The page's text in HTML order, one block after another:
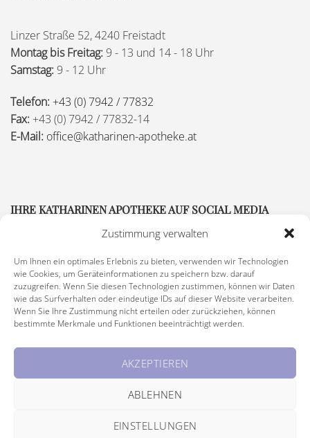
Zustimmung verwalten
Um Ihnen ein optimales Erlebnis zu bieten, verwenden wir Technologien
wie Cookies, um Geräteinformationen zu speichern bzw. darauf
zuzugreifen. Wenn Sie diesen Technologien zustimmen, können wir Daten
wie das Surfverhalten oder eindeutige IDs auf dieser Website verarbeiten.
Wenn Sie Ihre Zustimmung nicht erteilen oder zurückziehen, können
bestimmte Merkmale und Funktionen beeinträchtigt werden.
AKZEPTIEREN
ABLEHNEN
EINSTELLUNGEN
Linzer Straße 52, 4240 Freistadt
Montag bis Freitag: 9 - 13 und 14 - 18 Uhr
Samstag: 9 - 12 Uhr
Telefon: +43 (0) 7942 / 77832
Fax: +43 (0) 7942 / 77832-14
E-Mail: office@katharinen-apotheke.at
IHRE KATHARINEN APOTHEKE AUF SOCIAL MEDIA
Barrierefreiheitserklärung